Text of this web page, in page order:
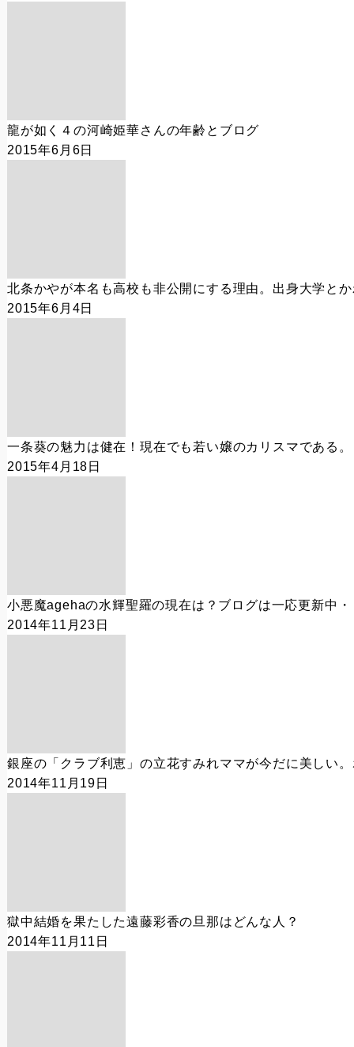
龍が如く４の河崎姫華さんの年齢とブログ
2015年6月6日
北条かやが本名も高校も非公開にする理由。出身大学と
2015年6月4日
一条葵の魅力は健在！現在でも若い嬢のカリスマである。
2015年4月18日
小悪魔agehaの水輝聖羅の現在は？ブログは一応更新中・
2014年11月23日
銀座の「クラブ利恵」の立花すみれママが今だに美しい
2014年11月19日
獄中結婚を果たした遠藤彩香の旦那はどんな人？
2014年11月11日